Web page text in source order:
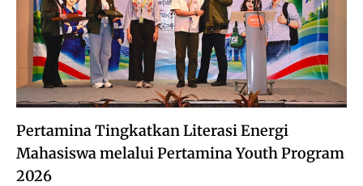
Pertamina Tingkatkan Literasi Energi
Mahasiswa melalui Pertamina Youth Program
2026